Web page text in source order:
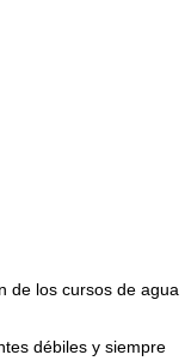
de los cursos de agua
débiles y siempre